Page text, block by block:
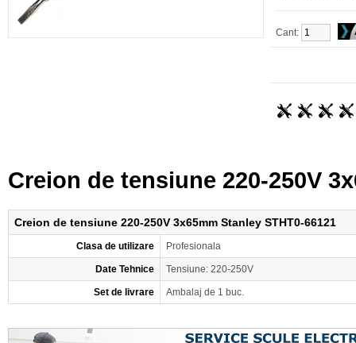
Cant:
Creion de tensiune 220-250V
Creion de tensiune 220-250V 3x65mm Stanley STHT0-66121
Clasa de utilizare Profesionala
Date Tehnice Tensiune: 220-250V
Set de livrare Ambalaj de 1 buc.